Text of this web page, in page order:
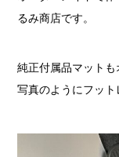
るみ商店です。
純正付属品マット
写真のようにフット